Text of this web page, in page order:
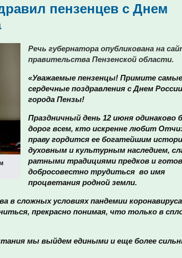
пензенцев с Днем
Речь губернатора опубликована на
правительства Пензенской области.
«Уважаемые пензенцы! Примите самые
сердечные поздравления с Днем
города Пензы!
Праздничный день 12 июня одинаково
дорог всем, кто искренне любит
праву гордится ее богатейшим
духовным и культурным наследием,
ратными традициями предков и готов
добросовестно трудиться во имя
процветания родной земли.
сложных условиях пандемии
прекрасно понимая, что только в
мы выйдем едиными и еще более